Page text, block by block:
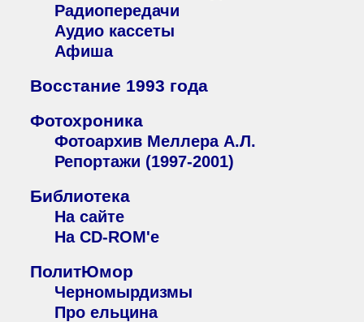
Радиопередачи
Аудио кассеты
Афиша
Восстание 1993 года
Фотохроника
Фотоархив Меллера А.Л.
Репортажи (1997-2001)
Библиотека
На сайте
На CD-ROM'е
ПолитЮмор
Черномырдизмы
Про ельцина